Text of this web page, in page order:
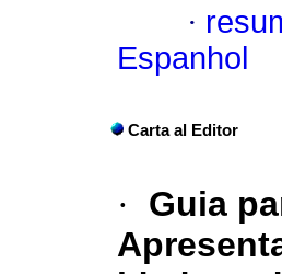
·
Espanhol
Carta al Editor
·
Guia